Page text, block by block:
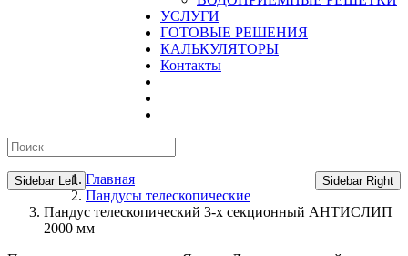
УСЛУГИ
ГОТОВЫЕ РЕШЕНИЯ
КАЛЬКУЛЯТОРЫ
Контакты
Sidebar Left Sidebar Right
Главная
Пандусы телескопические
Пандус телескопический 3-х секционный АНТИСЛИП
2000 мм